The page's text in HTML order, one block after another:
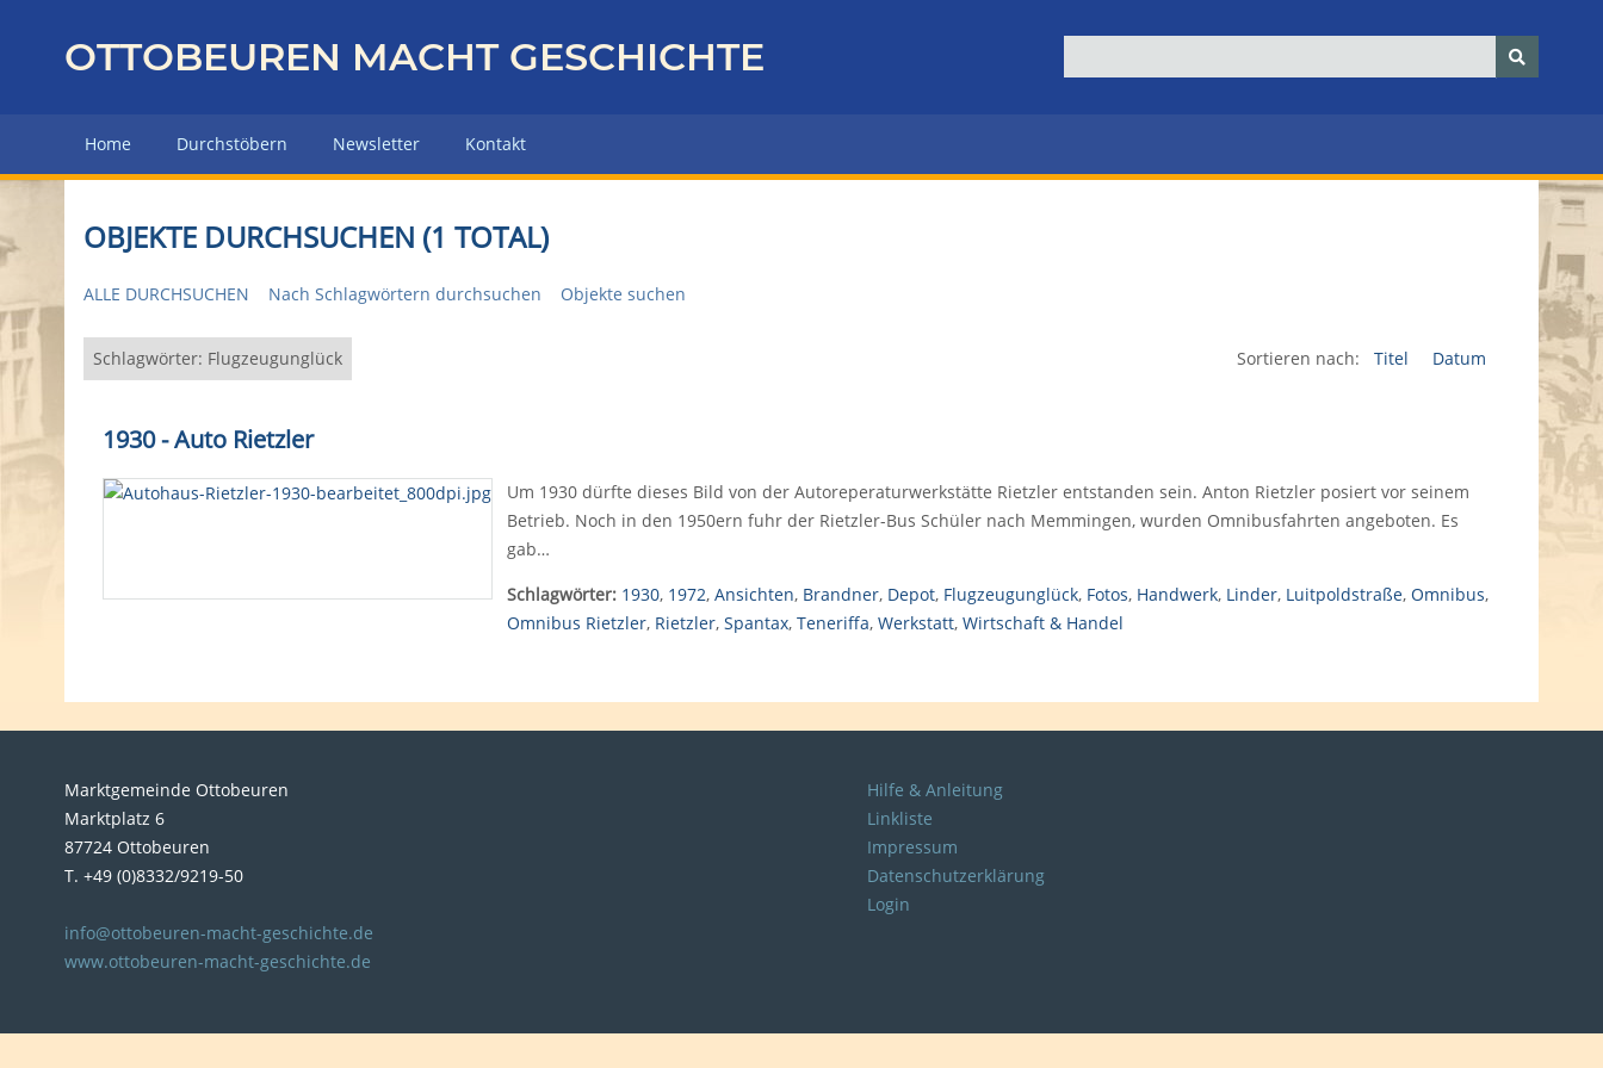
z
r
H
u
p
e
OTTOBEUREN MACHT GESCHICHTE
Home Durchstöbern Newsletter Kontakt
OBJEKTE DURCHSUCHEN (1 TOTAL)
ALLE DURCHSUCHEN Nach Schlagwörtern durchsuchen Objekte suchen
Schlagwörter: Flugzeugunglück Sortieren nach: Titel Datum
1930 - Auto Rietzler
Um 1930 dürfte dieses Bild von der Autoreperaturwerkstätte Rietzler entstanden sein. Anton Rietzler posiert vor seinem
Betrieb. Noch in den 1950ern fuhr der Rietzler-Bus Schüler nach Memmingen, wurden Omnibusfahrten angeboten. Es
gab…
Schlagwörter: 1930, 1972, Ansichten, Brandner, Depot, Flugzeugunglück, Fotos, Handwerk, Linder, Luitpoldstraße, Omnibus,
Omnibus Rietzler, Rietzler, Spantax, Teneriffa, Werkstatt, Wirtschaft & Handel
Marktgemeinde Ottobeuren
Marktplatz 6
87724 Ottobeuren
T. +49 (0)8332/9219-50
info@ottobeuren-macht-geschichte.de
www.ottobeuren-macht-geschichte.de
Hilfe & Anleitung
Linkliste
Impressum
Datenschutzerklärung
Login